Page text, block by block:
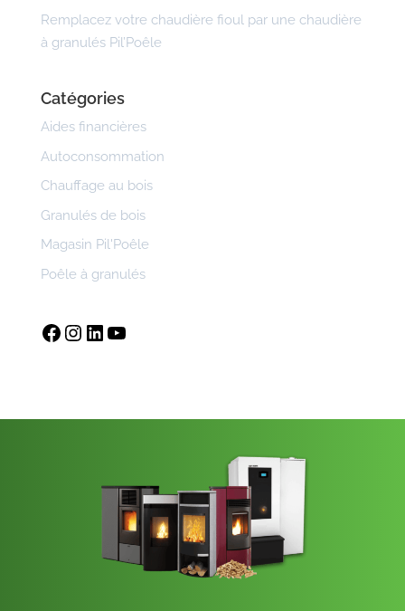
Remplacez votre chaudière fioul par une chaudière
à granulés Pil’Poêle
Catégories
Aides financières
Autoconsommation
Chauffage au bois
Granulés de bois
Magasin Pil'Poêle
Poêle à granulés
Facebook
Instagram
LinkedIn